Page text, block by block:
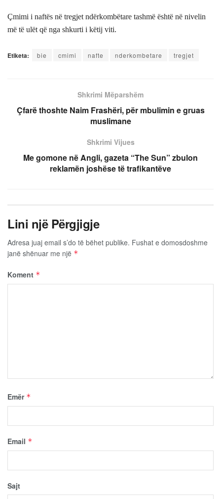
Çmimi i naftës në tregjet ndërkombëtare tashmë është në nivelin
më të ulët që nga shkurti i këtij viti.
Etiketa: bie cmimi nafte nderkombetare tregjet
Shkrimi Mëparshëm
Çfarë thoshte Naim Frashëri, për mbulimin e gruas
muslimane
Shkrimi Vijues
Me gomone në Angli, gazeta “The Sun” zbulon
reklamën joshëse të trafikantëve
Lini një Përgjigje
Adresa juaj email s’do të bëhet publike. Fushat e domosdoshme
janë shënuar me një *
Koment *
Emër *
Email *
Sajt